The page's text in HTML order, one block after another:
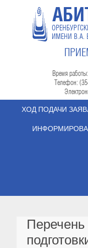
ИМЕНИ В.А.
Время
Телефон:
ХОД ПОДАЧИ